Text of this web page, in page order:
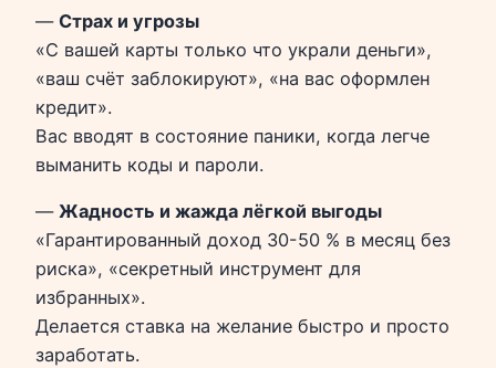
— Страх и угрозы
«С вашей карты только что украли деньги»,
«ваш счёт заблокируют», «на вас оформлен
кредит».
Вас вводят в состояние паники, когда легче
выманить коды и пароли.
— Жадность и жажда лёгкой выгоды
«Гарантированный доход 30-50 % в месяц без
риска», «секретный инструмент для
избранных».
Делается ставка на желание быстро и просто
заработать.